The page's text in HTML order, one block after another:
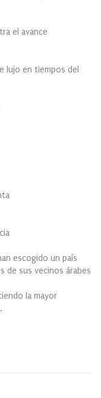
el avance
lujo en tiempos del
escogido un país
de sus vecinos árabes
la mayor